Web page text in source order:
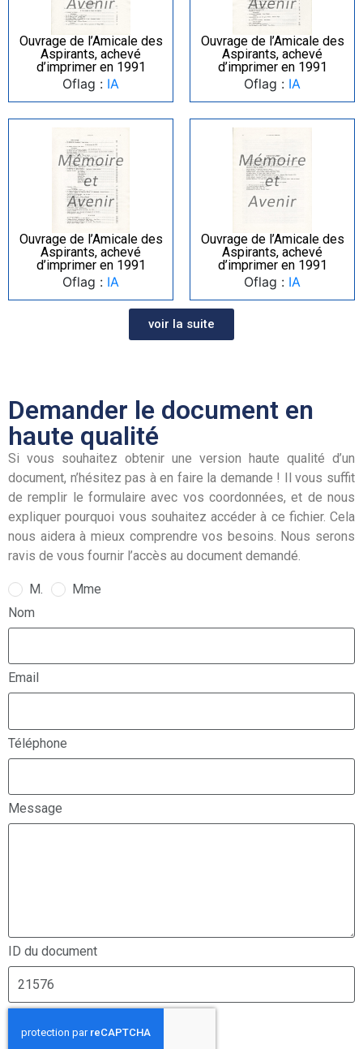
Ouvrage de l’Amicale des
Aspirants, achevé
d’imprimer en 1991
Oflag : IA
Ouvrage de l’Amicale des
Aspirants, achevé
d’imprimer en 1991
Oflag : IA
Ouvrage de l’Amicale des
Aspirants, achevé
d’imprimer en 1991
Oflag : IA
Ouvrage de l’Amicale des
Aspirants, achevé
d’imprimer en 1991
Oflag : IA
voir la suite
Demander le document en
haute qualité
Si vous souhaitez obtenir une version haute qualité d’un
document, n’hésitez pas à en faire la demande ! Il vous suffit
de remplir le formulaire avec vos coordonnées, et de nous
expliquer pourquoi vous souhaitez accéder à ce fichier. Cela
nous aidera à mieux comprendre vos besoins. Nous serons
ravis de vous fournir l’accès au document demandé.
M.
Mme
Nom
Email
Téléphone
Message
ID du document